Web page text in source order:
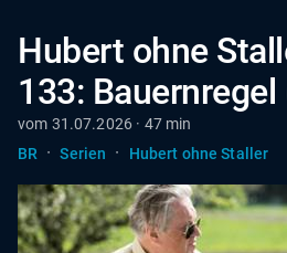
Hubert ohne
133:
vom 31.07.2026 · 47 min
BR
· Serien · Hubert ohne Staller